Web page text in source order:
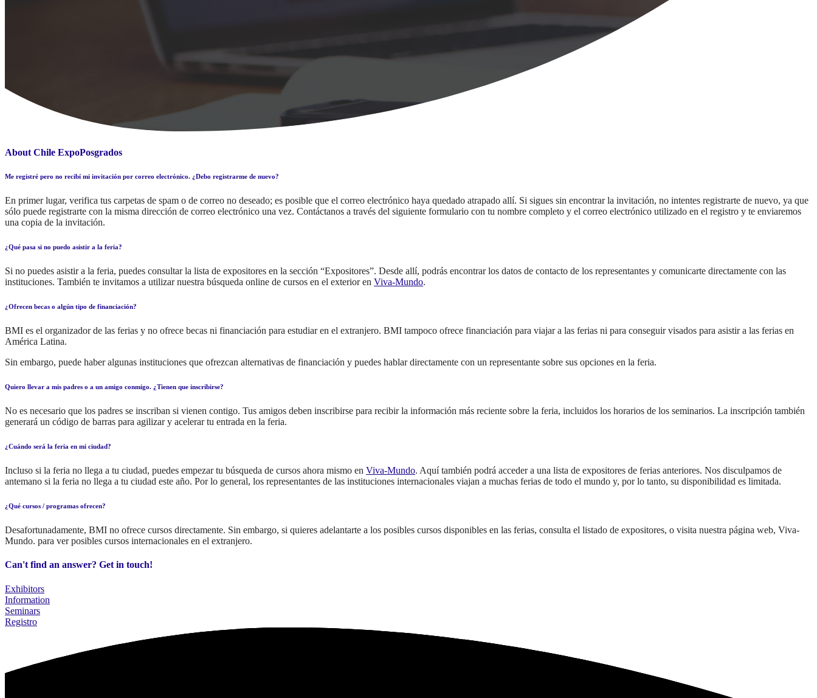
About Chile ExpoPosgrados
Me registré pero no recibí mi invitación por correo electrónico. ¿Debo registrarme de nuevo?
En primer lugar, verifica tus carpetas de spam o de correo no deseado; es posible que el correo electrónico haya quedado atrapado allí. Si sigues sin encontrar la invitación, no intentes registrarte de nuevo, ya que
sólo puede registrarte con la misma dirección de correo electrónico una vez. Contáctanos a través del siguiente formulario con tu nombre completo y el correo electrónico utilizado en el registro y te enviaremos
una copia de la invitación.
¿Qué pasa si no puedo asistir a la feria?
Si no puedes asistir a la feria, puedes consultar la lista de expositores en la sección “Expositores”. Desde allí, podrás encontrar los datos de contacto de los representantes y comunicarte directamente con las
instituciones. También te invitamos a utilizar nuestra búsqueda online de cursos en el exterior en Viva-Mundo.
¿Ofrecen becas o algún tipo de financiación?
BMI es el organizador de las ferias y no ofrece becas ni financiación para estudiar en el extranjero. BMI tampoco ofrece financiación para viajar a las ferias ni para conseguir visados para asistir a las ferias en
América Latina.
Sin embargo, puede haber algunas instituciones que ofrezcan alternativas de financiación y puedes hablar directamente con un representante sobre sus opciones en la feria.
Quiero llevar a mis padres o a un amigo conmigo. ¿Tienen que inscribirse?
No es necesario que los padres se inscriban si vienen contigo. Tus amigos deben inscribirse para recibir la información más reciente sobre la feria, incluidos los horarios de los seminarios. La inscripción también
generará un código de barras para agilizar y acelerar tu entrada en la feria.
¿Cuándo será la feria en mi ciudad?
Incluso si la feria no llega a tu ciudad, puedes empezar tu búsqueda de cursos ahora mismo en Viva-Mundo. Aquí también podrá acceder a una lista de expositores de ferias anteriores. Nos disculpamos de
antemano si la feria no llega a tu ciudad este año. Por lo general, los representantes de las instituciones internacionales viajan a muchas ferias de todo el mundo y, por lo tanto, su disponibilidad es limitada.
¿Qué cursos / programas ofrecen?
Desafortunadamente, BMI no ofrece cursos directamente. Sin embargo, si quieres adelantarte a los posibles cursos disponibles en las ferias, consulta el listado de expositores, o visita nuestra página web, Viva-
Mundo. para ver posibles cursos internacionales en el extranjero.
Can't find an answer? Get in touch!
Exhibitors
Information
Seminars
Registro